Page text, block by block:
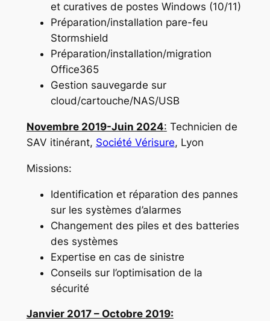
et curatives de postes Windows (10/11)
Préparation/installation pare-feu
Stormshield
Préparation/installation/migration
Office365
Gestion sauvegarde sur
cloud/cartouche/NAS/USB
Novembre 2019-Juin 2024: Technicien de
SAV itinérant, Société Vérisure, Lyon
Missions:
Identification et réparation des pannes
sur les systèmes d’alarmes
Changement des piles et des batteries
des systèmes
Expertise en cas de sinistre
Conseils sur l’optimisation de la
sécurité
Janvier 2017 – Octobre 2019: